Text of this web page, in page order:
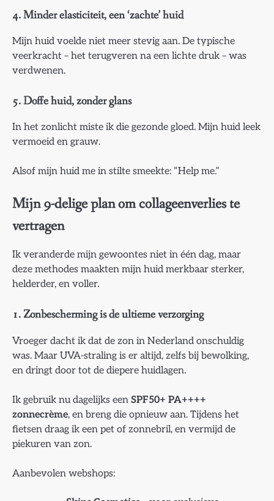
4. Minder elasticiteit, een ‘zachte’ huid
Mijn huid voelde niet meer stevig aan. De typische
veerkracht – het terugveren na een lichte druk – was
verdwenen.
5. Doffe huid, zonder glans
In het zonlicht miste ik die gezonde gloed. Mijn huid leek
vermoeid en grauw.
Alsof mijn huid me in stilte smeekte: “Help me.”
Mijn 9-delige plan om collageenverlies te
vertragen
Ik veranderde mijn gewoontes niet in één dag, maar
deze methodes maakten mijn huid merkbaar sterker,
helderder, en voller.
1. Zonbescherming is de ultieme verzorging
Vroeger dacht ik dat de zon in Nederland onschuldig
was. Maar UVA-straling is er altijd, zelfs bij bewolking,
en dringt door tot de diepere huidlagen.
Ik gebruik nu dagelijks een SPF50+ PA++++
zonnecrème, en breng die opnieuw aan. Tijdens het
fietsen draag ik een pet of zonnebril, en vermijd de
piekuren van zon.
Aanbevolen webshops: